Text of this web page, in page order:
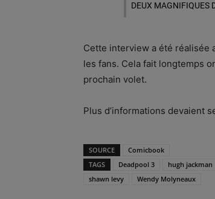
DEUX MAGNIFIQUES
Cette interview a été réalisée
les fans. Cela fait longtemps
prochain volet.
Plus d’informations devaient
SOURCE
Comicbook
TAGS
Deadpool 3 hugh jackman
shawn levy
Wendy Molyneaux